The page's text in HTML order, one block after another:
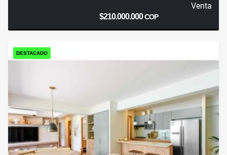
Venta
$210.000.000COP
DESTACADO